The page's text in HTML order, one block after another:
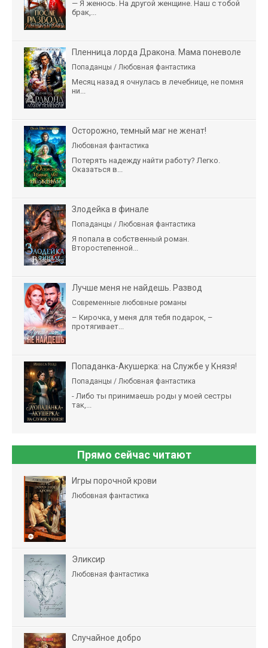
— Я женюсь. На другой женщине. Наш с тобой
брак,...
Пленница лорда Дракона. Мама поневоле
Попаданцы / Любовная фантастика
Месяц назад я очнулась в лечебнице, не помня
ни...
Осторожно, темный маг не женат!
Любовная фантастика
Потерять надежду найти работу? Легко.
Оказаться в...
Злодейка в финале
Попаданцы / Любовная фантастика
Я попала в собственный роман.
Второстепенной...
Лучше меня не найдешь. Развод
Современные любовные романы
– Кирочка, у меня для тебя подарок, –
протягивает...
Попаданка-Акушерка: на Службе у Князя!
Попаданцы / Любовная фантастика
- Либо ты принимаешь роды у моей сестры
так,...
Прямо сейчас читают
Игры порочной крови
Любовная фантастика
Эликсир
Любовная фантастика
Случайное добро